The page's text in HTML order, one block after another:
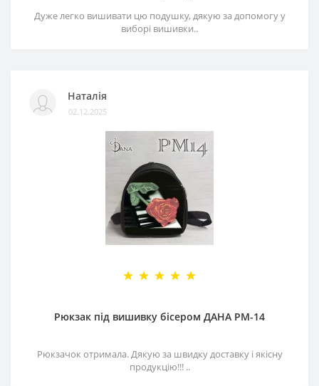
Дуже легко вишивати цю подушку, дякую за допомогу у
виборі вишивки..
Наталія
02.12.2025
Рюкзак під вишивку бісером ДАНА РМ-14
Рюкзачок отримала. Дякую за швидку доставку і якісну
продукцію!!! ..